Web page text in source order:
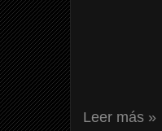
Leer más »